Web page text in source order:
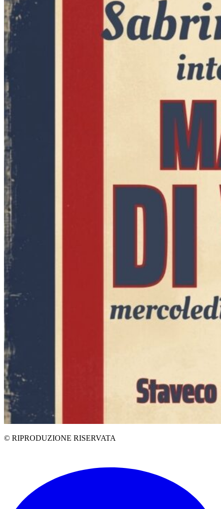
© RIPRODUZIONE RISERVATA